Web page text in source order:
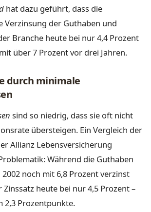
hat dazu geführt, dass die
Verzinsung der Guthaben und
Branche heute bei nur 4,4 Prozent
über 7 Prozent vor drei Jahren.
durch minimale
sind so niedrig, dass sie oft nicht
übersteigen. Ein Vergleich der
Allianz Lebensversicherung
Während die Guthaben
noch mit 6,8 Prozent verzinst
heute bei nur 4,5 Prozent –
2,3 Prozentpunkte.